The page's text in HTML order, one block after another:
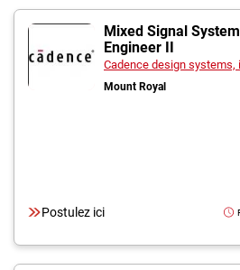
Mixed Signal
Engineer II
Cadence design systems,
Mount Royal
Postulez ici